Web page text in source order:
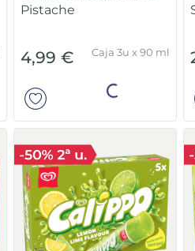
Pistache
4,99 € Caja 3u x 90 ml
Añadir